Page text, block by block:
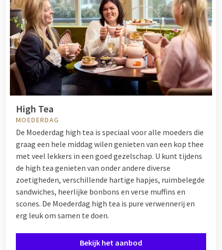
High Tea
MOEDERDAG
De Moederdag high tea is speciaal voor alle moeders die
graag een hele middag wilen genieten van een kop thee
met veel lekkers in een goed gezelschap. U kunt tijdens
de high tea genieten van onder andere diverse
zoetigheden, verschillende hartige hapjes, ruimbelegde
sandwiches, heerlijke bonbons en verse muffins en
scones. De Moederdag high tea is pure verwennerij en
erg leuk om samen te doen.
Bekijk het aanbod